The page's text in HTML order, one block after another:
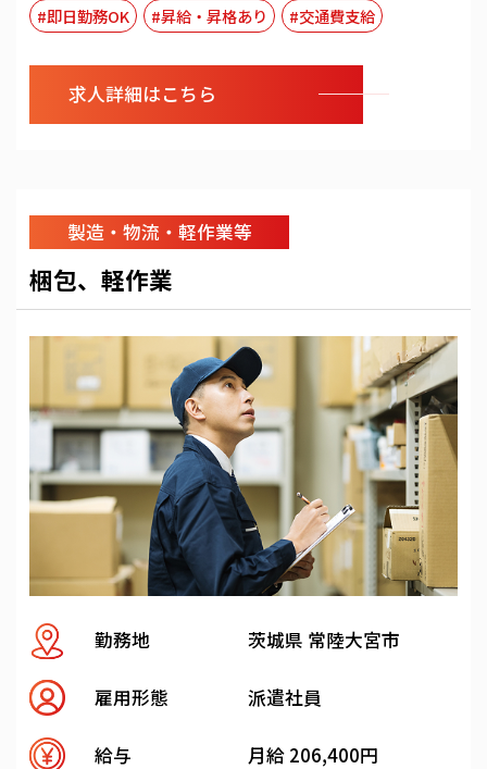
#即日勤務OK #昇給・昇格あり #交通費支給
求人詳細はこちら
製造・物流・軽作業等
梱包、軽作業
勤務地 茨城県 常陸大宮市
雇用形態 派遣社員
給与 月給 206,400円